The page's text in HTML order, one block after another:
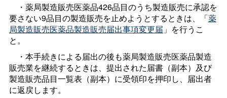
・薬局製造販売医薬品426品目のうち製造販売に承認を
要さない9品目の製造販売を止めようとするときは、「薬
局製造販売医薬品製造販売届出事項変更届 」を行うこ
と。
・本手続きによる届出の後も薬局製造販売医薬品製造
販売業を継続するときは、提出された届書（副本）及び
製造販売品目一覧表（副本）に受領印を押印し、届出者
に返戻します。